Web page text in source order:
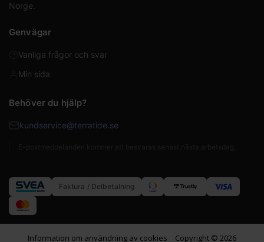
Norge.
Genvägar
Vanliga frågor och svar
Min sida
Behöver du hjälp?
kundservice@terratide.se
Faktura / Delbetalning
Information om användning av cookies Copyright © 2026